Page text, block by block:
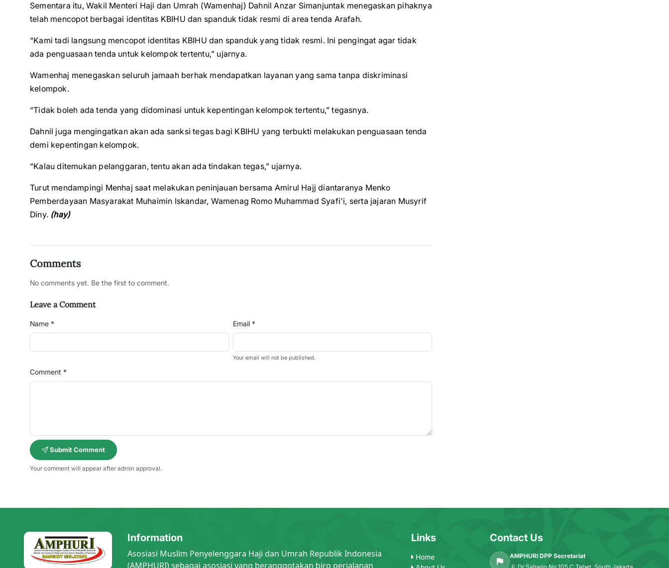
Sementara itu, Wakil Menteri Haji dan Umrah (Wamenhaj) Dahnil Anzar Simanjuntak menegaskan pihaknya
telah mencopot berbagai identitas KBIHU dan spanduk tidak resmi di area tenda Arafah.
“Kami tadi langsung mencopot identitas KBIHU dan spanduk yang tidak resmi. Ini pengingat agar tidak
ada penguasaan tenda untuk kelompok tertentu,” ujarnya.
Wamenhaj menegaskan seluruh jamaah berhak mendapatkan layanan yang sama tanpa diskriminasi
kelompok.
“Tidak boleh ada tenda yang didominasi untuk kepentingan kelompok tertentu,” tegasnya.
Dahnil juga mengingatkan akan ada sanksi tegas bagi KBIHU yang terbukti melakukan penguasaan tenda
demi kepentingan kelompok.
“Kalau ditemukan pelanggaran, tentu akan ada tindakan tegas,” ujarnya.
Turut mendampingi Menhaj saat melakukan peninjauan bersama Amirul Hajj diantaranya Menko
Pemberdayaan Masyarakat Muhaimin Iskandar, Wamenag Romo Muhammad Syafi'i, serta jajaran Musyrif
Diny. (hay)
Comments
No comments yet. Be the first to comment.
Leave a Comment
Name * Email *
Your email will not be published.
Comment *
Submit Comment
Your comment will appear after admin approval.
Information
Asosiasi Muslim Penyelenggara Haji dan Umrah Republik Indonesia
(AMPHURI) sebagai asosiasi yang beranggotakan biro perjalanan
Links
Home
Contact Us
AMPHURI DPP Secretariat